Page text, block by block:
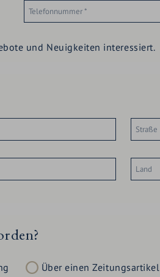
und Neuigkeiten interessiert.
Über einen Zeitungsartikel